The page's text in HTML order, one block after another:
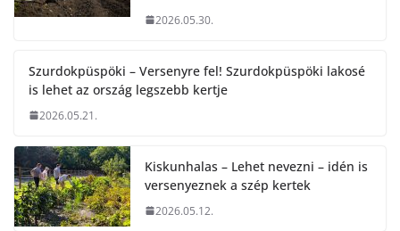
2026.05.30.
Szurdokpüspöki – Versenyre fel! Szurdokpüspöki lakosé
is lehet az ország legszebb kertje
2026.05.21.
Kiskunhalas – Lehet nevezni – idén is
versenyeznek a szép kertek
2026.05.12.